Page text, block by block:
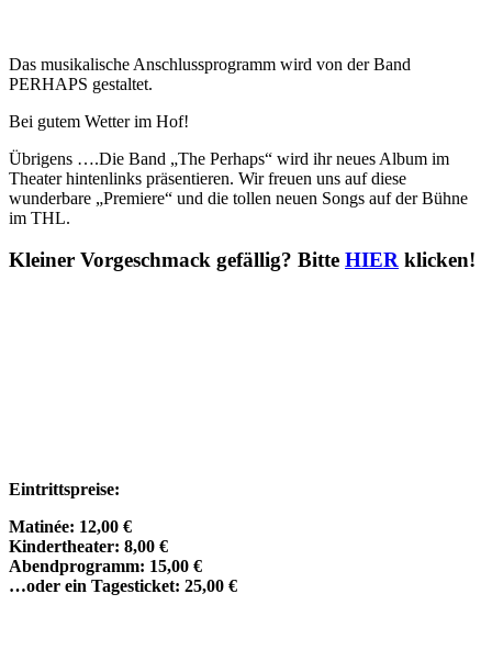
Das musikalische Anschlussprogramm wird von der Band
PERHAPS gestaltet.
Bei gutem Wetter im Hof!
Übrigens ….Die Band „The Perhaps“ wird ihr neues Album im
Theater hintenlinks präsentieren. Wir freuen uns auf diese
wunderbare „Premiere“ und die tollen neuen Songs auf der Bühne
im THL.
Kleiner Vorgeschmack gefällig? Bitte HIER klicken!
Eintrittspreise:
Matinée: 12,00 €
Kindertheater: 8,00 €
Abendprogramm: 15,00 €
…oder ein Tagesticket: 25,00 €